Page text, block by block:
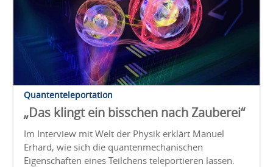
Quantenteleportation
„Das klingt ein bisschen nach Zauberei“
Im Interview mit Welt der Physik erklärt Manuel
Erhard, wie sich die quantenmechanischen
Eigenschaften eines Teilchens teleportieren lassen.